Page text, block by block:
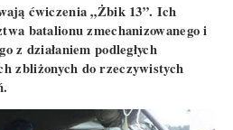
ćwiczenia „Żbik 13”. Ich
batalionu zmechanizowanego i
z działaniem podległych
zbliżonych do rzeczywistych